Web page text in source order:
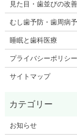
見た目・歯並びの改善
むし歯予防・歯周病
睡眠と歯科医療
プライバシーポリシー
サイトマップ
お知らせ